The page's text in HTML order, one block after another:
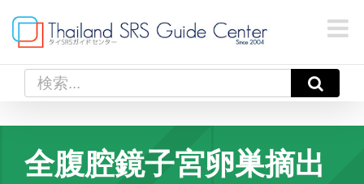
content
索
全腹腔鏡子宮卵巣摘出